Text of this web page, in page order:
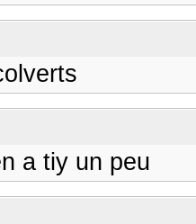
a tiy un peu